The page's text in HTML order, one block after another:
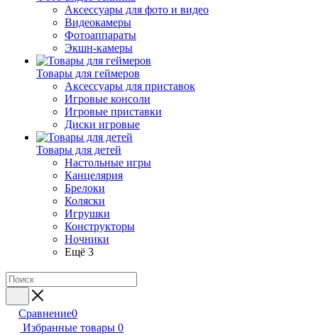
Аксессуары для фото и видео
Видеокамеры
Фотоаппараты
Экшн-камеры
Товары для геймеров
Аксессуары для приставок
Игровые консоли
Игровые приставки
Диски игровые
Товары для детей
Настольные игры
Канцелярия
Брелоки
Коляски
Игрушки
Конструкторы
Ночники
Ещё 3
Сравнение0
Избранные товары 0